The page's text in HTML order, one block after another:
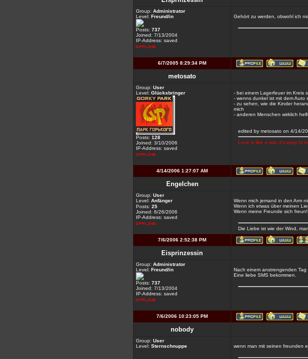
Group: Administrator
Level: Freund/in
Posts: 737
Joined: 7/13/2004
IP-Address: saved
Gehört zu werden, obwohl ich
6/7/2005 8:29:34 PM
metosato
Group: User
Level: Glücksbringer
Posts: 128
Joined: 3/10/2006
IP-Address: saved
- bei einem Lagerfeuer im Kreis
- wenns dunkel ist mit dem
- zu sehen, wie die Kinder
mich
- anderen Menschen wirklich
edited by metosato on 4/14/
Love is like a war, it's easy to
4/14/2006 1:27:07 AM
Engelchen
Group: User
Level: Anfänger
Posts: 25
Joined: 6/26/2006
IP-Address: saved
Wenn mich jemand in den Arm
Wenn ich etwas über meinen
Wenn meine Freunde sich
Die Liebe ist wie der Wind,
7/6/2006 2:52:38 PM
Eisprinzessin
Group: Administrator
Level: Freund/in
Posts: 737
Joined: 7/13/2004
IP-Address: saved
Nach einem anstrengenden
Eine liebe SMS bekommen.
7/6/2006 10:23:05 PM
nobody
Group: User
Level: Sternschnuppe wenn man mit seinen freunden